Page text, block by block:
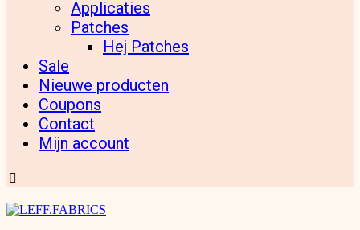
Applicaties
Patches
Hej Patches
Sale
Nieuwe producten
Coupons
Contact
Mijn account